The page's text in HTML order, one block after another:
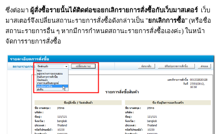
ซึ่งต่อมาผู้สั่งซื้อรายนั้นได้ติดต่อขอยกเลิกรายการสั่งซื้อกับเว็บมาสเตอร์ เว็บ
มาสเตอร์จึงเปลี่ยนสถานะรายการสั่งซื้อดังกล่าวเป็น "ยกเลิกการซื้อ" (หรือชื่อ
สถานะรายการอื่น ๆ หากมีการกำหนดสถานะรายการสั่งซื้อเองค่ะ) ในหน้า
จัดการรายการสั่งซื้อ